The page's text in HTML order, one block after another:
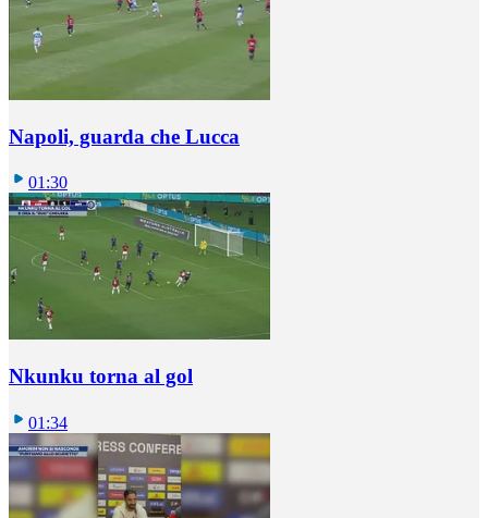
Napoli, guarda che Lucca
01:30
Nkunku torna al gol
01:34